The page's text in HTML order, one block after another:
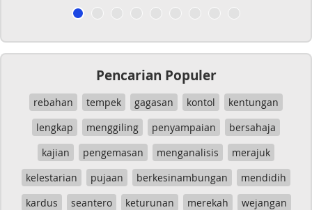
Pencarian Populer
rebahan tempek gagasan kontol
kentungan
lengkap
menggiling penyampaian
bersahaja
kajian
pengemasan menganalisis
merajuk
kelestarian
pujaan berkesinambungan
mendidih
kardus
seantero keturunan merekah
wejangan